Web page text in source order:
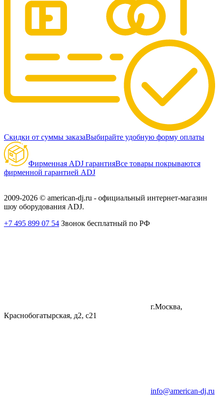
Скидки от суммы заказаВыбирайте удобную форму оплаты
Фирменная ADJ гарантияВсе товары покрываются
фирменной гарантией ADJ
2009-2026 © american-dj.ru - официальный интернет-магазин
шоу оборудования ADJ.
+7 495 899 07 54 Звонок бесплатный по РФ
г.Москва,
Краснобогатырская, д2, с21
info@american-dj.ru